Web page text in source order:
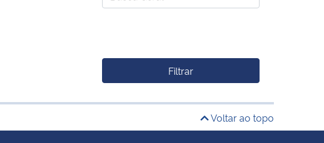
Filtrar
Voltar ao topo